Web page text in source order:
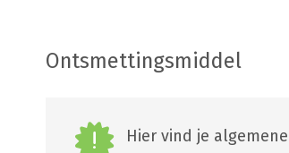
Ontsmettingsmiddel
Hier vind je